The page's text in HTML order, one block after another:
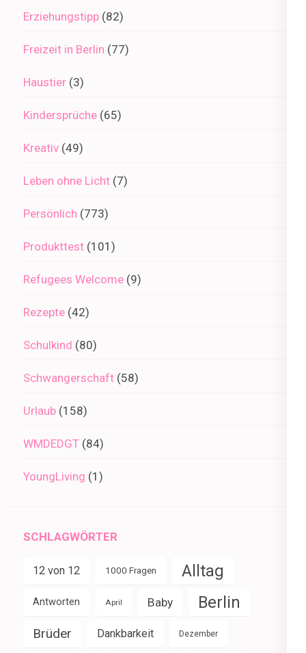
Erziehungstipp (82)
Freizeit in Berlin (77)
Haustier (3)
Kindersprüche (65)
Kreativ (49)
Leben ohne Licht (7)
Persönlich (773)
Produkttest (101)
Refugees Welcome (9)
Rezepte (42)
Schulkind (80)
Schwangerschaft (58)
Urlaub (158)
WMDEDGT (84)
YoungLiving (1)
SCHLAGWÖRTER
12 von 12 1000 Fragen Alltag
Antworten April Baby Berlin
Brüder Dankbarkeit Dezember